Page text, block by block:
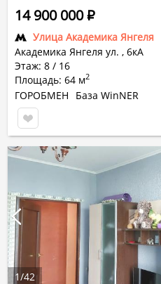
Улица Академика Янгеля
Академика Янгеля ул. , 6кА
Этаж: 8 / 16
Площадь: 64 м2
14 900 000Р
ГОРОБМЕН
База WinNER
1/42